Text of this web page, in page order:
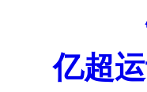
亿超